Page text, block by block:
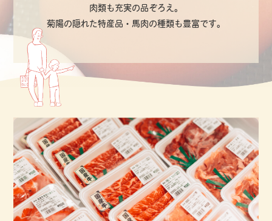
肉類も充実の品ぞろえ。
菊陽の隠れた特産品・馬肉の種類も豊富です。